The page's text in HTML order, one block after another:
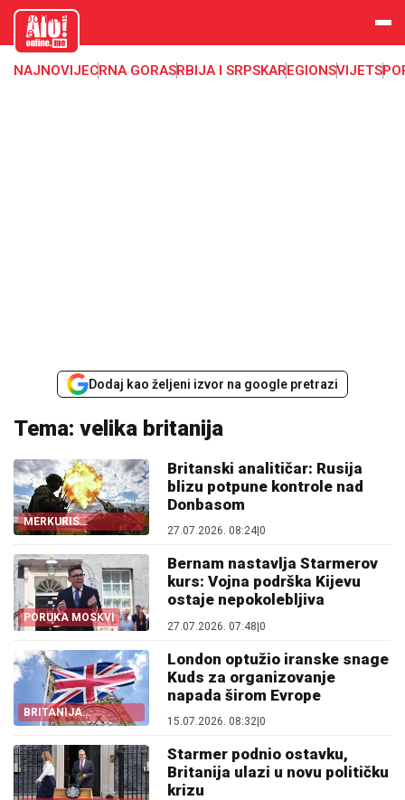
aloonline.
me
NAJNOVIJECRNA GORASRBIJA I SRPSKAREGIONSVIJET
Dodaj kao željeni izvor na google pretrazi
Tema: velika britanija
MERKURIS
UPOZORAVA
Britanski analitičar: Rusija
blizu potpune kontrole nad
Donbasom
27.07.2026. 08:24 0
PORUKA MOSKVI
Bernam nastavlja Starmerov
kurs: Vojna podrška Kijevu
ostaje nepokolebljiva
27.07.2026. 07:48|0
BRITANIJA
UPOZORILA
London optužio iranske snage
Kuds za organizovanje
napada širom Evrope
15.07.2026. 08:32|0
Starmer podnio ostavku,
Britanija ulazi u novu političku
krizu